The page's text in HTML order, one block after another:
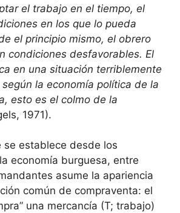
el trabajo en el tiempo, el
en los que lo pueda
el principio mismo, el obrero
condiciones desfavorables. El
en una situación terriblemente
la economía política de la
esto es el colmo de la
1971).
se establece desde los
economía burguesa, entre
asume la apariencia
común de compraventa: el
una mercancía (T; trabajo)